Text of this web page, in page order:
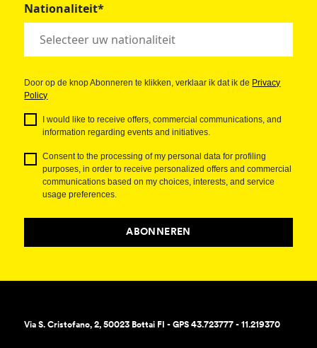
Nationaliteit*
Door op de knop Abonneren te klikken, verklaar ik dat ik de Privacy
Policy
I would like to receive offers, commercial communications, and
information regarding events and initiatives.
Consent to the processing of my personal data for profiling
purposes, in order to receive personalized offers and commercial
communications based on my choices, interests, and service
usage preferences.
ABONNEREN
Via S. Cristofano, 2, 50023 Bottai FI - GPS 43.723777 - 11.219370